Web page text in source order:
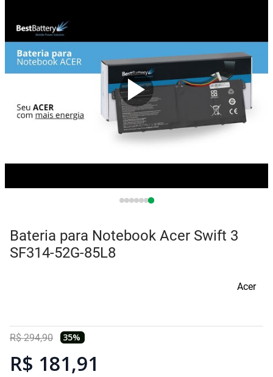
Toshiba
Toshiba
Tela para Iphone
Bateria para Notebook Acer Swift 3
SF314-52G-85L8
Acer
R$ 294,90 35%
R$ 181,91